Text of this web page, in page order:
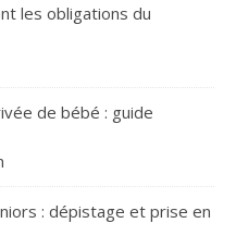
les obligations du
de bébé : guide
: dépistage et prise en